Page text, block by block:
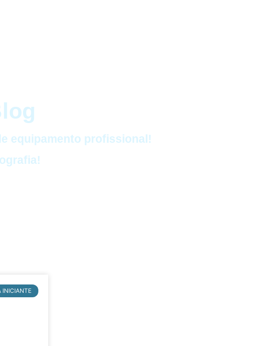
equipamento profissional!
INICIANTE